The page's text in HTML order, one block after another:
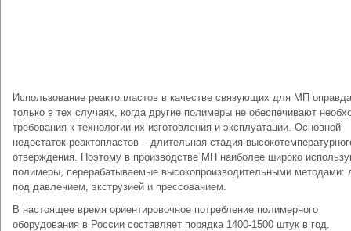
Использование реактопластов в качестве связующих для МП
только в тех случаях, когда другие полимеры не обеспечивают
требования к технологии их изготовления и эксплуатации. Основной
недостаток реактопластов – длительная стадия
отверждения. Поэтому в производстве МП наиболее широко
полимеры, перерабатываемые высокопроизводительными методами:
под давлением, экструзией и прессованием.
В настоящее время ориентировочное потребление полимерного
оборудования в России составляет порядка 1400-1500 штук в год.